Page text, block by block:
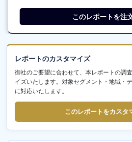
このレポートを注
レポートのカスタマイズ
御社のご要望に合わせて、本レポートの調
イズいたします。対象セグメント・地域・
に対応いたします。
このレポートをカスタ